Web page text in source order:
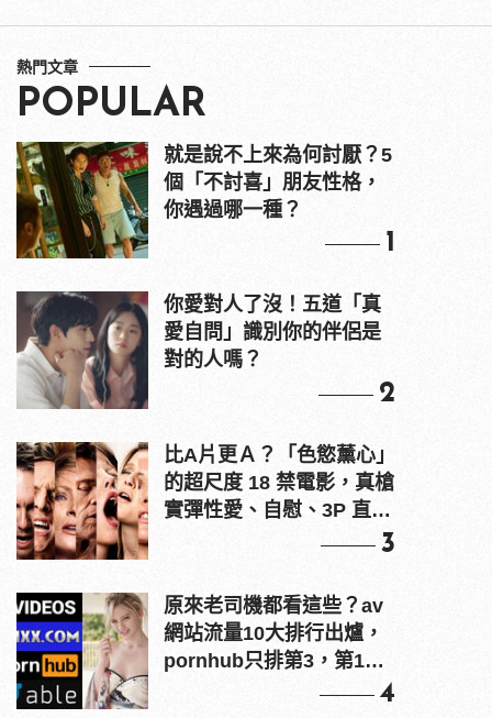
熱門文章
POPULAR
就是說不上來為何討厭？5
個「不討喜」朋友性格，
你遇過哪一種？
1
你愛對人了沒！五道「真
愛自問」識別你的伴侶是
對的人嗎？
2
比A片更Ａ？「色慾薰心」
的超尺度 18 禁電影，真槍
實彈性愛、自慰、3P 直接
3
原來老司機都看這些？av
網站流量10大排行出爐，
pornhub只排第3，第1名
4